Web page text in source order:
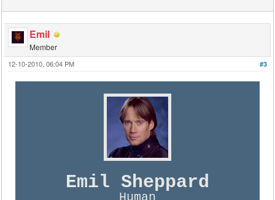
Emil
Member
#3
12-10-2010, 06:04 PM
Emil Sheppard